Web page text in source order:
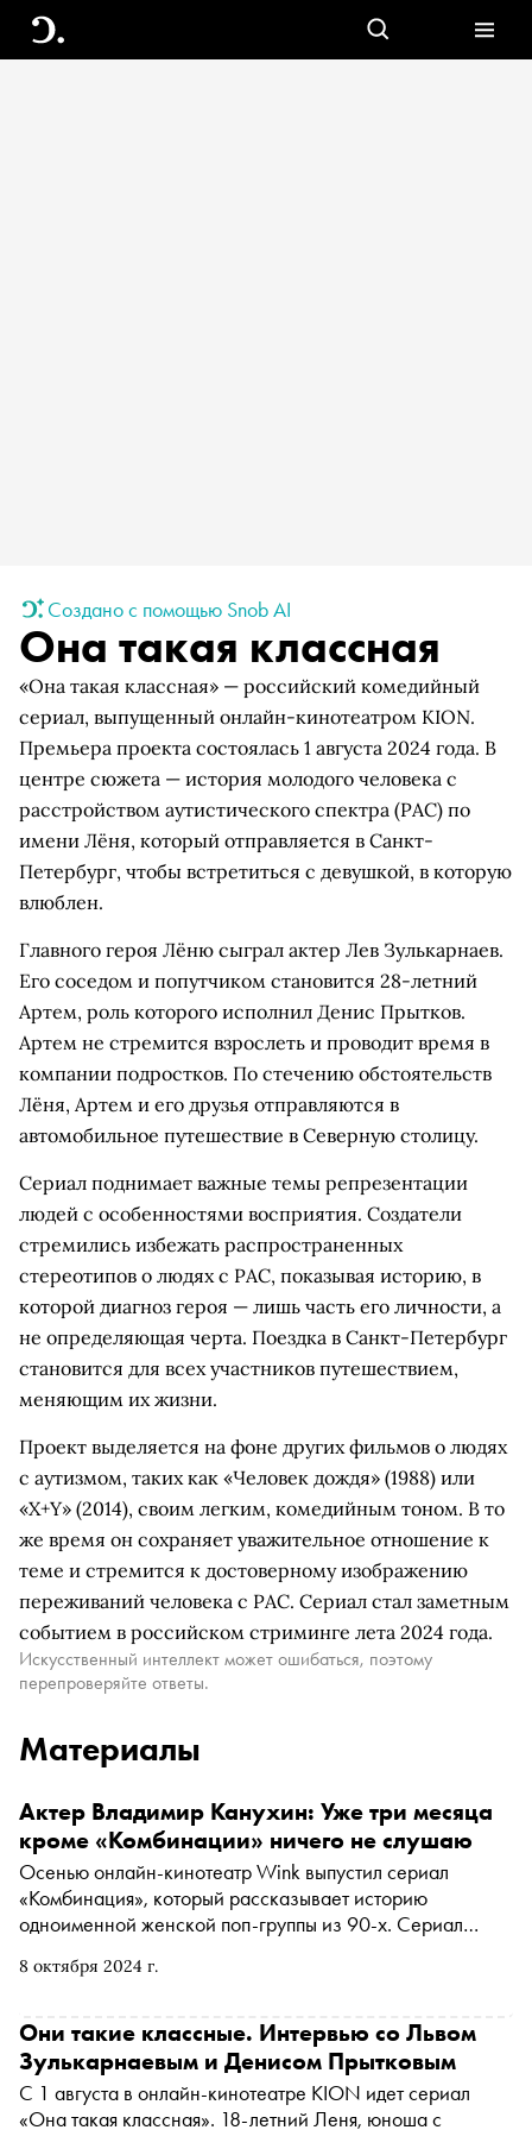
Создано с помощью Snob AI
Она такая классная
«Она такая классная» — российский комедийный
сериал, выпущенный онлайн-кинотеатром KION.
Премьера проекта состоялась 1 августа 2024 года. В
центре сюжета — история молодого человека с
расстройством аутистического спектра (РАС) по
имени Лёня, который отправляется в Санкт-
Петербург, чтобы встретиться с девушкой, в которую
влюблен.
Главного героя Лёню сыграл актер Лев Зулькарнаев.
Его соседом и попутчиком становится 28-летний
Артем, роль которого исполнил Денис Прытков.
Артем не стремится взрослеть и проводит время в
компании подростков. По стечению обстоятельств
Лёня, Артем и его друзья отправляются в
автомобильное путешествие в Северную столицу.
Сериал поднимает важные темы репрезентации
людей с особенностями восприятия. Создатели
стремились избежать распространенных
стереотипов о людях с РАС, показывая историю, в
которой диагноз героя — лишь часть его личности, а
не определяющая черта. Поездка в Санкт-Петербург
становится для всех участников путешествием,
меняющим их жизни.
Проект выделяется на фоне других фильмов о людях
с аутизмом, таких как «Человек дождя» (1988) или
«X+Y» (2014), своим легким, комедийным тоном. В то
же время он сохраняет уважительное отношение к
теме и стремится к достоверному изображению
переживаний человека с РАС. Сериал стал заметным
событием в российском стриминге лета 2024 года.
Искусственный интеллект может ошибаться, поэтому
перепроверяйте ответы.
Материалы
8 октября 2024 г.
Актер Владимир Канухин: Уже три месяца
кроме «Комбинации» ничего не слушаю
Осенью онлайн-кинотеатр Wink выпустил сериал
«Комбинация», который рассказывает историю
одноименной женской поп-группы из 90-х. Сериал
показал лучший старт среди всех ориджиналс Wink.
композитора Виталия Окорокова сыграл Владимир
Канухин. «Сноб» поговорил с актером о том, как
Виталий Окороков помогал ему готовиться к роли, какие
правила своего мастера Дмитрия Брусникина он усвоил
Они такие классные. Интервью со Львом
Зулькарнаевым и Денисом Прытковым
С 1 августа в онлайн-кинотеатре KION идет сериал
«Она такая классная». 18-летний Леня, юноша с